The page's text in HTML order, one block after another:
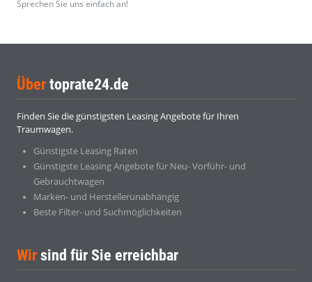
Sprechen Sie uns einfach an!
Über toprate24.de
Finden Sie die günstigsten Leasing Angebote für Ihren
Traumwagen.
Günstigste Leasing Raten
Günstigste Leasing Angebote für Neu- Vorführ- und
Gebrauchtwagen
Marken- und Herstellerunabhängig
Beste Filter- und Suchmöglichkeiten
Wir sind für Sie erreichbar